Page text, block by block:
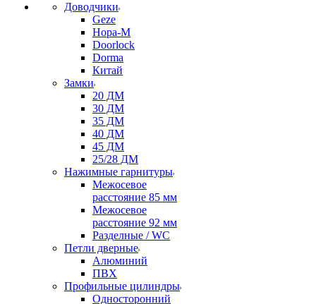
Доводчики
Geze
Нора-М
Doorlock
Dorma
Китай
Замки
20 ДМ
30 ДМ
35 ДМ
40 ДМ
45 ДМ
25/28 ДМ
Нажимные гарнитуры
Межосевое
расстояние 85 мм
Межосевое
расстояние 92 мм
Разделные / WC
Петли дверные
Алюминий
ПВХ
Профильные цилиндры
Односторонний